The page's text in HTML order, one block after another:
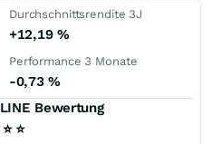
Durchschnittsrendite 3J
+12,19 %
Performance 3 Monate
-0,73%
Bewertung
⭐ ⭐